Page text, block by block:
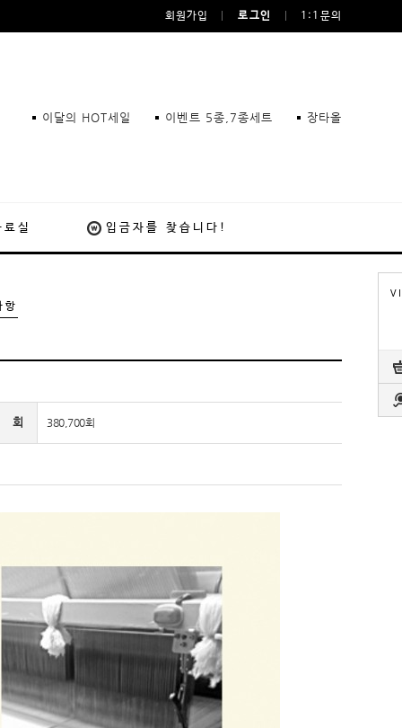
회원가입 로그인 1:1문의
이달의 HOT세일 이벤트 5종,7종세트 장타올
료실 입금자를 찾습니다!
항
회 380,700회